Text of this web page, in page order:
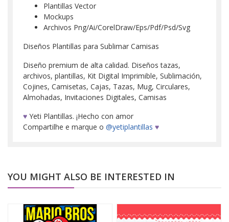
Plantillas Vector
Mockups
Archivos Png/Ai/CorelDraw/Eps/Pdf/Psd/Svg
Diseños Plantillas para Sublimar Camisas
Diseño premium de alta calidad. Diseños tazas,
archivos, plantillas, Kit Digital Imprimible, Sublimación,
Cojines, Camisetas, Cajas, Tazas, Mug, Circulares,
Almohadas, Invitaciones Digitales, Camisas
♥ Yeti Plantillas. ¡Hecho con amor
Compartilhe e marque o @yetiplantillas ♥
YOU MIGHT ALSO BE INTERESTED IN